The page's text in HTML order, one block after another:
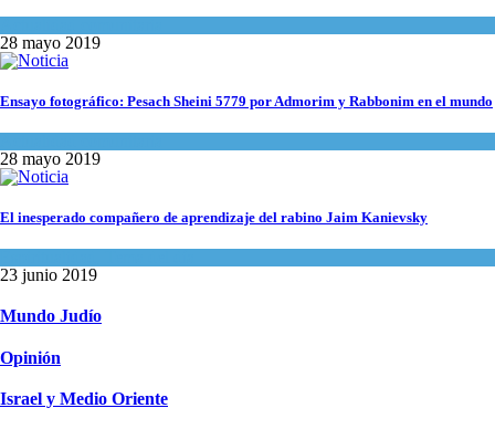
28 mayo 2019
Ensayo fotográfico: Pesach Sheini 5779 por Admorim y Rabbonim en el mundo
28 mayo 2019
El inesperado compañero de aprendizaje del rabino Jaim Kanievsky
23 junio 2019
Mundo Judío
Opinión
Israel y Medio Oriente